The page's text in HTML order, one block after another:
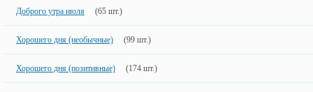
Доброго утра июля (65 шт.)
Хорошего дня (необычные) (99 шт.)
Хорошего дня (позитивные) (174 шт.)